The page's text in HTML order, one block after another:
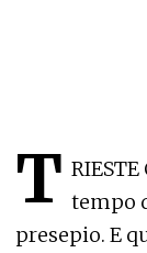
T tempo
presepio. E